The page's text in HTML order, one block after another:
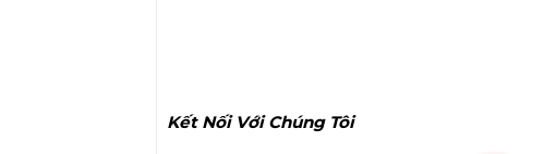
Kết Nối Với Chúng Tôi